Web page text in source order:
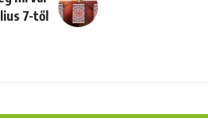
7-től